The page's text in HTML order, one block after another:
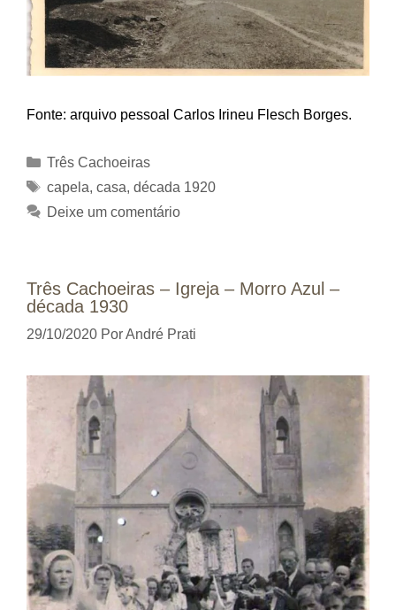
Fonte: arquivo pessoal Carlos Irineu Flesch Borges.
Categorias
Três Cachoeiras
Tags
capela, casa, década 1920
Deixe um comentário
Três Cachoeiras – Igreja – Morro Azul –
década 1930
29/10/2020 PorAndré Prati